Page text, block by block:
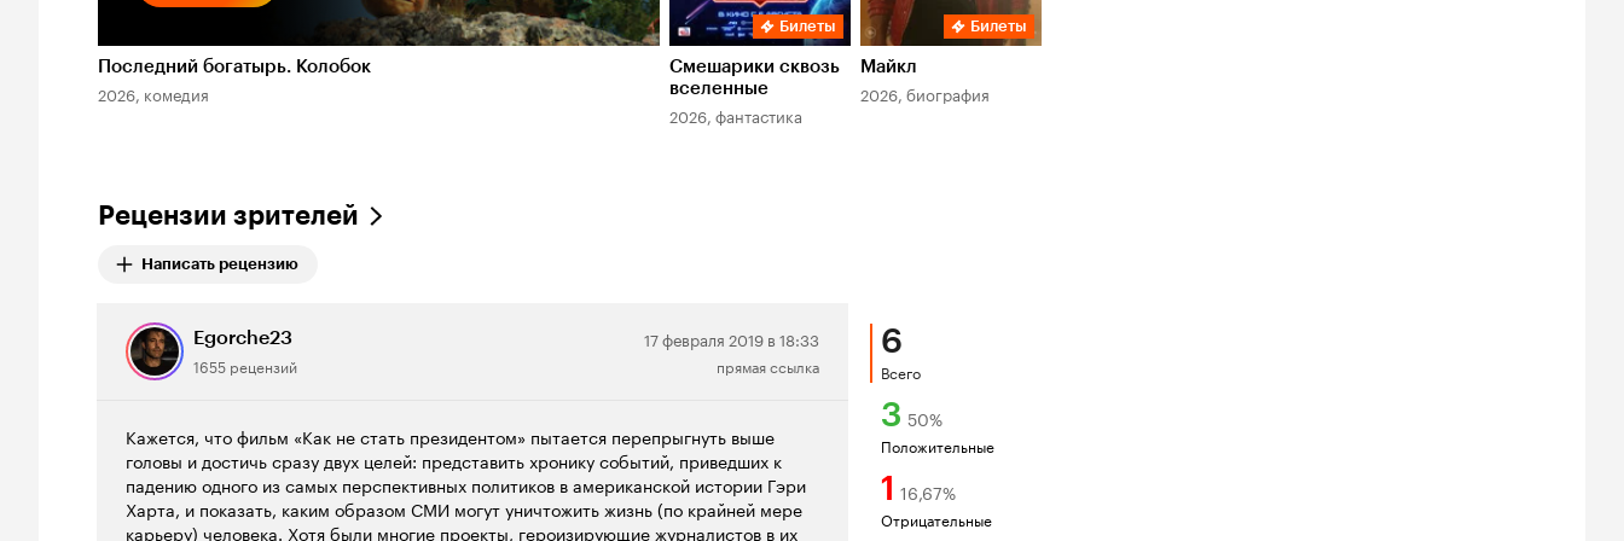
Последний богатырь. Колобок
2026, комедия
Билеты
Смешарики сквозь
вселенные
2026, фантастика
Билеты
Майкл
2026, биография
Рецензии зрителей
Написать рецензию
Egorche23
1655 рецензий
Нейтральная
рецензия
17 февраля 2019 в 18:33
прямая ссылка
Кажется, что фильм «Как не стать президентом» пытается перепрыгнуть выше
головы и достичь сразу двух целей: представить хронику событий, приведших к
падению одного из самых перспективных политиков в американской истории Гэри
Харта, и показать, каким образом СМИ могут уничтожить жизнь (по крайней мере
карьеру) человека. Хотя были многие проекты, героизирующие журналистов в их
6
Всего
3 50%
Положительные
1 16,67%
Отрицательные